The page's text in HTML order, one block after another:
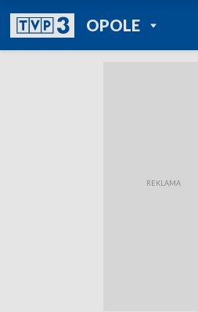
OPOLEPOWRÓT DO
TVP REGIONY